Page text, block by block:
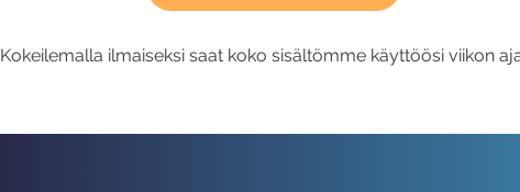
Kokeilemalla ilmaiseksi saat koko sisältömme käyttöösi viikon